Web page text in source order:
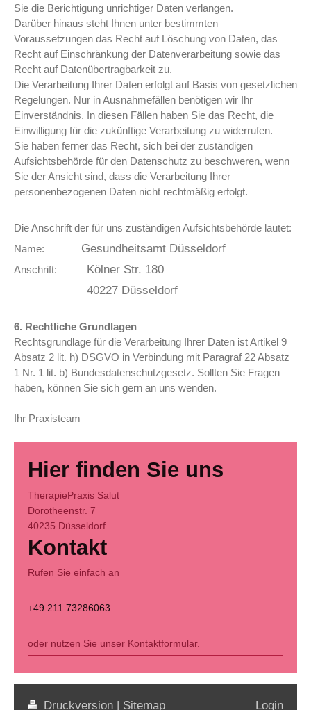
Sie die Berichtigung unrichtiger Daten verlangen.
Darüber hinaus steht Ihnen unter bestimmten
Voraussetzungen das Recht auf Löschung von Daten, das
Recht auf Einschränkung der Datenverarbeitung sowie das
Recht auf Datenübertragbarkeit zu.
Die Verarbeitung Ihrer Daten erfolgt auf Basis von gesetzlichen
Regelungen. Nur in Ausnahmefällen benötigen wir Ihr
Einverständnis. In diesen Fällen haben Sie das Recht, die
Einwilligung für die zukünftige Verarbeitung zu widerrufen.
Sie haben ferner das Recht, sich bei der zuständigen
Aufsichtsbehörde für den Datenschutz zu beschweren, wenn
Sie der Ansicht sind, dass die Verarbeitung Ihrer
personenbezogenen Daten nicht rechtmäßig erfolgt.
Die Anschrift der für uns zuständigen Aufsichtsbehörde lautet:
Name:
Gesundheitsamt Düsseldorf
Anschrift:
Kölner Str. 180
40227 Düsseldorf
6. Rechtliche Grundlagen
Rechtsgrundlage für die Verarbeitung Ihrer Daten ist Artikel 9
Absatz 2 lit. h) DSGVO in Verbindung mit Paragraf 22 Absatz
1 Nr. 1 lit. b) Bundesdatenschutzgesetz. Sollten Sie Fragen
haben, können Sie sich gern an uns wenden.
Ihr Praxisteam
Hier finden Sie uns
TherapiePraxis Salut
Dorotheenstr. 7
40235 Düsseldorf
Kontakt
Rufen Sie einfach an
+49 211 73286063
oder nutzen Sie unser Kontaktformular.
Druckversion Sitemap Login